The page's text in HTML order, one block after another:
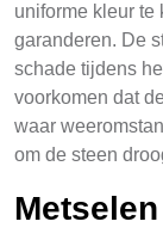
uniforme kleur te
garanderen. De
schade tijdens
voorkomen dat
waar
om de steen